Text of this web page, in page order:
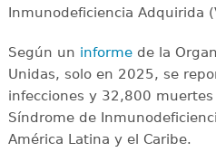
Inmunodeficiencia Adquirida
Según un informede la
Unidas, solo en 2025, se
infecciones y 32,800
Síndrome de
América Latina y el Caribe.